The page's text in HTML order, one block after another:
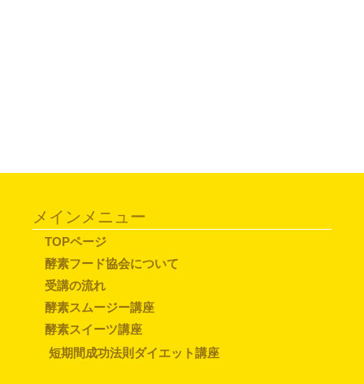
メインメニュー
TOPページ
酵素フード協会について
受講の流れ
酵素スムージー講座
酵素スイーツ講座
短期間成功法則ダイエット講座